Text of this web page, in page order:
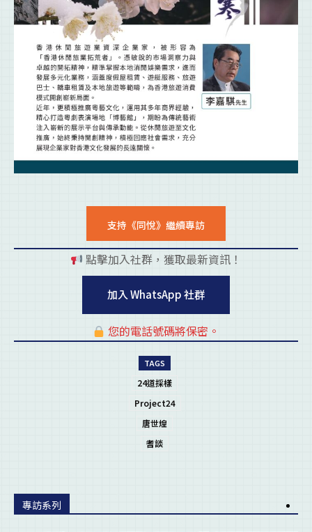
支持《同悅》繼續專訪
點擊加入社群，獲取最新資訊！
加入 WhatsApp 社群
您的電話號碼將保密。
TAGS
24道採樣
Project24
唐世煌
耆談
專訪系列